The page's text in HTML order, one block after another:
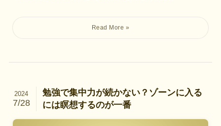
勉強で集中力が続かない？ゾーンに入る
には瞑想するのが一番
2024
7/28